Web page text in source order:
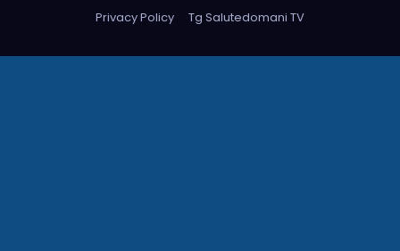
Privacy Policy
Tg Salutedomani TV